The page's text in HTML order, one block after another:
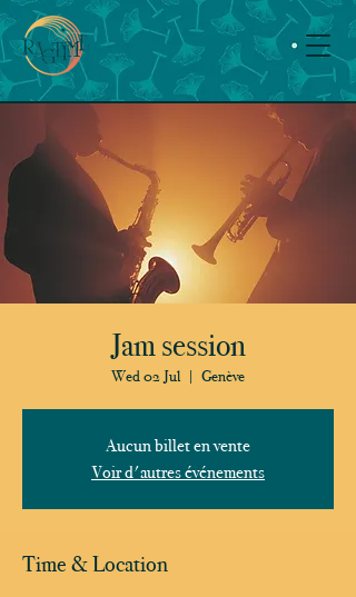
Jam session
Wed 02 Jul
  |
Genève
Aucun billet en vente
Voir d'autres événements
Time & Location